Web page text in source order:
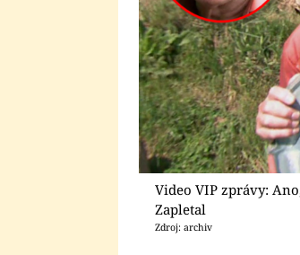
Video VIP zprávy:
Zapletal
Zdroj: archiv